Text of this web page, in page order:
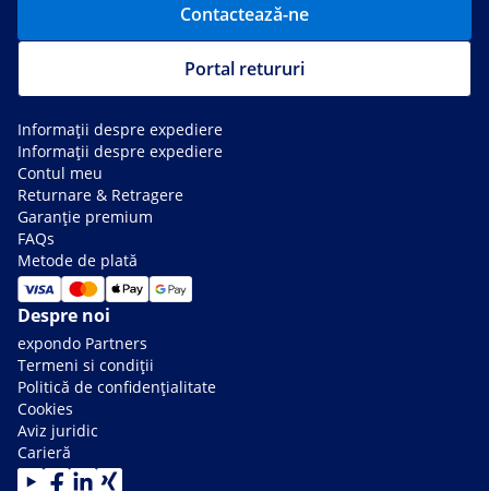
Contactează-ne
Portal retururi
Informații despre expediere
Informații despre expediere
Contul meu
Returnare & Retragere
Garanție premium
FAQs
Metode de plată
Despre noi
expondo Partners
Termeni si condiții
Politică de confidențialitate
Cookies
Aviz juridic
Carieră